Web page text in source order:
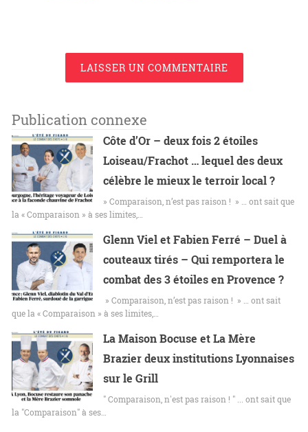
LAISSER UN COMMENTAIRE
Publication connexe
Côte d’Or – deux fois 2 étoiles
Loiseau/Frachot … lequel des deux
célèbre le mieux le terroir local ?
» Comparaison, n’est pas raison ! » … ont sait que
la « Comparaison » à ses limites,…
Glenn Viel et Fabien Ferré – Duel à
couteaux tirés – Qui remportera le
combat des 3 étoiles en Provence ?
» Comparaison, n’est pas raison ! » … ont sait
que la « Comparaison » à ses limites,…
La Maison Bocuse et La Mère
Brazier deux institutions Lyonnaises
sur le Grill
" Comparaison, n'est pas raison ! " ... ont sait que
la "Comparaison" à ses…